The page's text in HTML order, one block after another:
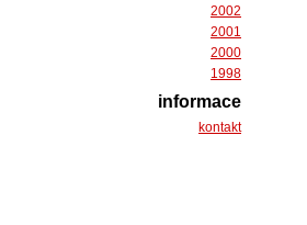
2002
2001
2000
1998
informace
kontakt